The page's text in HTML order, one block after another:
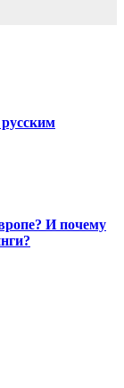
И почему